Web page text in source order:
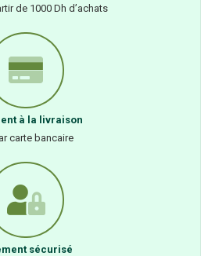
de 1000 Dh d’achats
à la livraison
carte bancaire
sécurisé